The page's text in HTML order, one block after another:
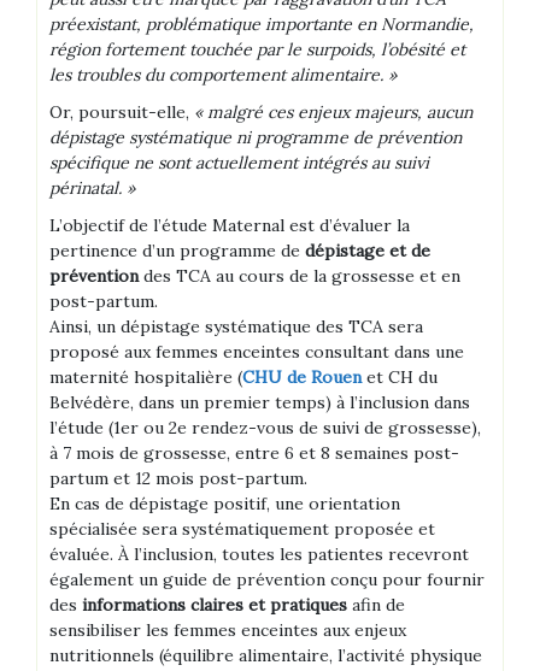
préexistant, problématique importante en Normandie,
région fortement touchée par le surpoids, l’obésité et
les troubles du comportement alimentaire. »
Or, poursuit-elle, « malgré ces enjeux majeurs, aucun
dépistage systématique ni programme de prévention
spécifique ne sont actuellement intégrés au suivi
périnatal. »
L’objectif de l’étude Maternal est d’évaluer la
pertinence d’un programme de dépistage et de
préventiondes TCA au cours de la grossesse et en
post-partum.
Ainsi, un dépistage systématique des TCA sera
proposé aux femmes enceintes consultant dans une
maternité hospitalière (CHU de Rouenet CH du
Belvédère, dans un premier temps) à l’inclusion dans
l’étude (1er ou 2e rendez-vous de suivi de grossesse),
à 7 mois de grossesse, entre 6 et 8 semaines post-
partum et 12 mois post-partum.
En cas de dépistage positif, une orientation
spécialisée sera systématiquement proposée et
évaluée. À l’inclusion, toutes les patientes recevront
également un guide de prévention conçu pour fournir
des informations claires et pratiques afin de
sensibiliser les femmes enceintes aux enjeux
nutritionnels (équilibre alimentaire, l’activité physique